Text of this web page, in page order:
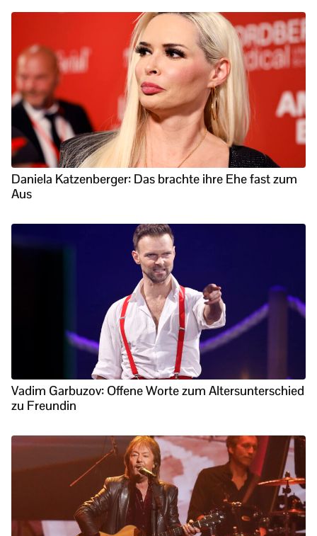
Daniela Katzenberger: Das brachte ihre Ehe fast zum
Aus
Vadim Garbuzov: Offene Worte zum Altersunterschied
zu Freundin